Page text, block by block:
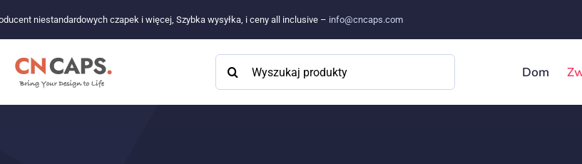
niestandardowych czapek i więcej, Szybka wysyłka, i ceny all inclusive – info@cncaps.com
Szukaj: Dom